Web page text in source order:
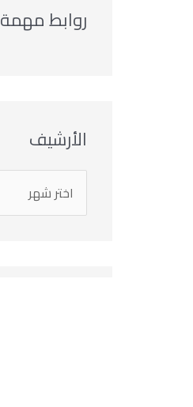
روابط مهمة
الأرشيف